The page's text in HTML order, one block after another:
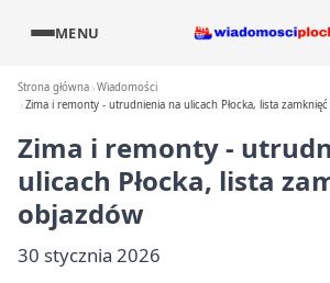
MENU
Strona główna Wiadomości
Zima i remonty - utrudnienia na ulicach Płocka, lista
Zima i remonty -
ulicach Płocka, lista
objazdów
30 stycznia 2026